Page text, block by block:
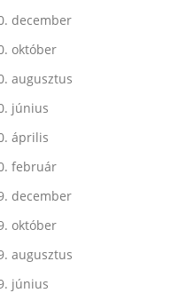
december
október
augusztus
június
április
február
december
október
augusztus
június